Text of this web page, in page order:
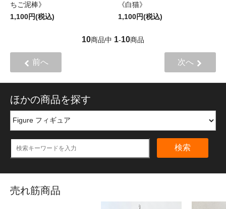
ちご泥棒》
1,100円(税込)
《白猫》
1,100円(税込)
10商品中 1-10商品
前へ 次へ
ほかの商品を探す
検索
売れ筋商品